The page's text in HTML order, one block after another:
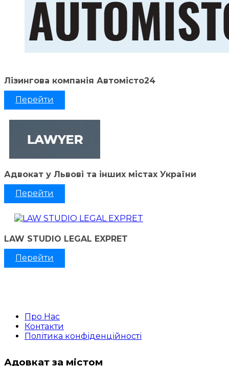
Лізингова компанія Автомісто24
Перейти
Адвокат у Львові та інших містах України
Перейти
LAW STUDIO LEGAL EXPRET
Перейти
Про Нас
Контакти
Політика конфіденційності
Адовкат за містом